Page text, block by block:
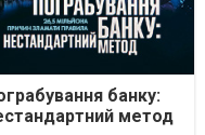
банку:
метод